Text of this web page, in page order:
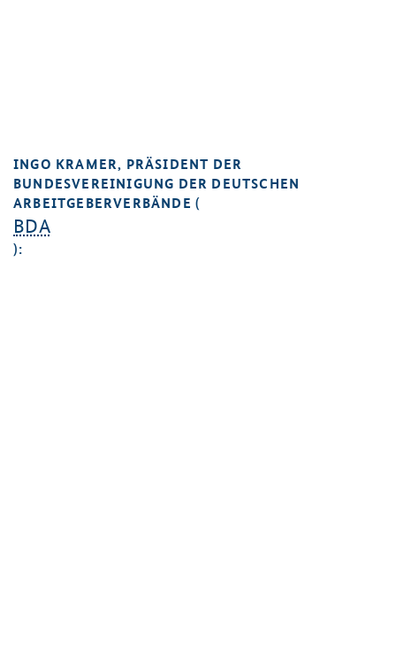
INGO KRAMER, PRÄSIDENT DER
BUNDESVEREINIGUNG DER DEUTSCHEN
ARBEITGEBERVERBÄNDE (
BDA
):